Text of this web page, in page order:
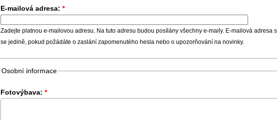
E-mailová adresa: *
Zadejte platnou e-mailovou adresu. Na tuto adresu budou posílány všechny e-maily. E-mailová adresa
se jedině, pokud požádáte o zaslání zapomenutého hesla nebo o upozorňování na novinky.
Osobní informace
Fotovýbava: *